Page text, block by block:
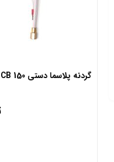
گردنه پلاسما دستی A141- CB 150